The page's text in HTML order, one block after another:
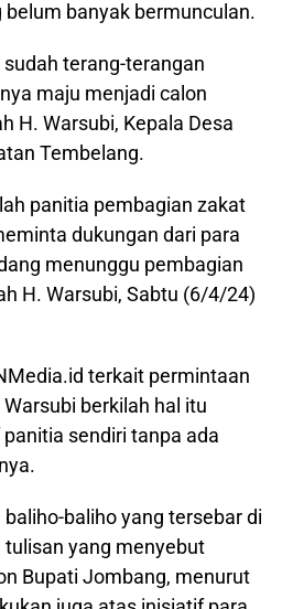
banyak bermunculan.
terang-terangan
maju menjadi calon
H. Warsubi, Kepala Desa
Tembelang.
panitia pembagian zakat
dukungan dari para
menunggu pembagian
H. Warsubi, Sabtu (6/4/24)
terkait permintaan
berkilah hal itu
sendiri tanpa ada
baliho yang tersebar di
yang menyebut
Bupati Jombang, menurut